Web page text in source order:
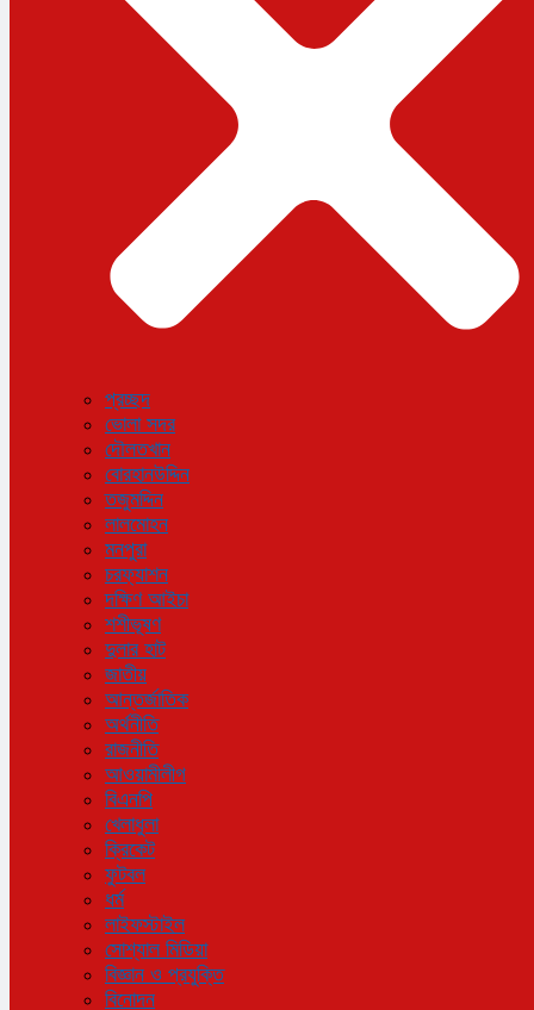
বিশেষ প্রতিবেদন
প্রচ্ছদ
ভোলা সদর
দৌলতখান
বোরহানউদ্দিন
তজুমদ্দিন
লালমোহন
মনপুরা
চরফ্যাশন
দক্ষিণ আইচা
শশীভূষণ
দুলার হাট
জাতীয়
আন্তর্জাতিক
অর্থনীতি
রাজনীতি
আওয়ামীলীগ
বিএনপি
খেলাধুলা
ক্রিকেট
ফুটবল
ধর্ম
লাইফস্টাইল
সোশ্যাল মিডিয়া
বিজ্ঞান ও প্রযুক্তি
বিনোদন